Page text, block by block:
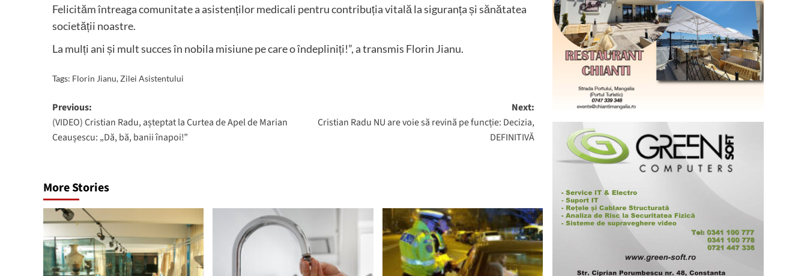
Felicităm întreaga comunitate a asistenților medicali pentru contribuția vitală la siguranța și sănătatea
societății noastre.
La mulți ani și mult succes în nobila misiune pe care o îndepliniți!”, a transmis Florin Jianu.
Tags: Florin Jianu, Zilei Asistentului
Post
navigation
Previous:
(VIDEO) Cristian Radu, așteptat la Curtea de Apel de Marian
Ceaușescu: „Dă, bă, banii înapoi!”
Next:
Cristian Radu NU are voie să revină pe funcție: Decizia,
DEFINITIVĂ
More Stories